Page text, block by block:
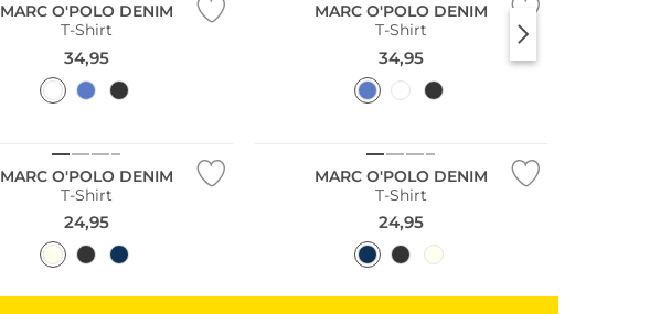
MARC O'POLO DENIM
T-Shirt
34,95
MARC O'POLO DENIM
T-Shirt
34,95
MARC O'POLO DENIM
T-Shirt
24,95
MARC O'POLO DENIM
T-Shirt
24,95